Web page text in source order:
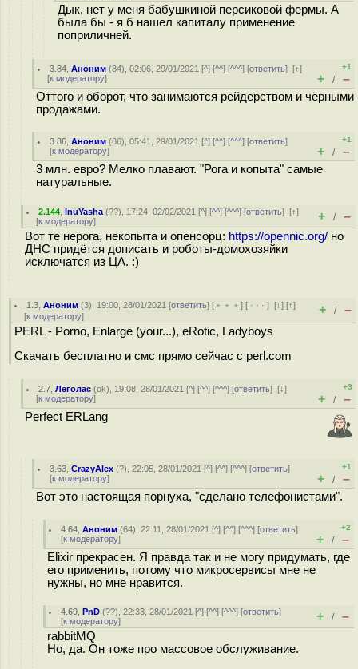
Дык, нет у меня бабушкиной персиковой фермы. А
была бы - я б нашел капиталу применение
поприличней.
3.84 ,Аноним (84), 02:06, 29/01/2021 [^] [^^] [^^^] [ответить][↑]
[к модератору]
+1
+ / –
Оттого и оборот, что занимаются рейдерством и чёрными
продажами.
3.86 ,Аноним (86), 05:41, 29/01/2021 [^] [^^] [^^^] [ответить]
[к модератору]
+1
+ / –
3 млн. евро? Мелко плавают. "Рога и копыта" самые
натуральные.
2.144 ,InuYasha (??), 17:24, 02/02/2021 [^] [^^] [^^^] [ответить][↑]
[к модератору] + / –
Вот те нерога, некопыта и опенсорц: https://opennic.org/ но
ДНС придётся дописать и роботы-домохозяйки
исключатся из ЦА. :)
1.3 ,Аноним (3), 19:00, 28/01/2021 [ответить] [ ﹢﹢﹢] [ · · ·][↓] [↑]
[к модератору] + / –
PERL - Porno, Enlarge (your...), eRotic, Ladyboys
Скачать бесплатно и смс прямо сейчас с perl.com
2.7 ,Леголас (ok), 19:08, 28/01/2021 [^] [^^] [^^^] [ответить][↓]
[к модератору]
+3
+ / –
Perfect ERLang
3.63 ,CrazyAlex (?), 22:05, 28/01/2021 [^] [^^] [^^^] [ответить]
[к модератору]
+1
+ / –
Вот это настоящая порнуха, "сделано телефонистами".
4.64 ,Аноним (64), 22:11, 28/01/2021 [^] [^^] [^^^] [ответить]
[к модератору]
+2
+ / –
Elixir прекрасен. Я правда так и не могу придумать, где
его применить, потому что микросервисы мне не
нужны, но мне нравится.
4.69 ,PnD (??), 22:33, 28/01/2021 [^] [^^] [^^^] [ответить]
[к модератору] + / –
rabbitMQ
Но, да. Он тоже про массовое обслуживание.